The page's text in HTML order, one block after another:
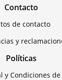
Contacto
de contacto
y
Políticas
y Condiciones